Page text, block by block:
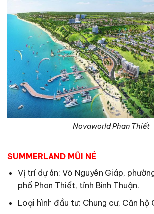
Novaworld Phan Thiết
SUMMERLAND MŨI NÉ
Vị trí dự án: Võ Nguyên Giáp,
phố Phan Thiết, tỉnh Bình Thuận.
Loại hình đầu tư: Chung cư, Căn hộ